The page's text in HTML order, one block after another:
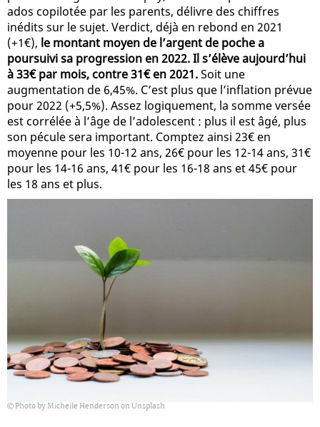
ados copilotée par les parents, délivre des chiffres
inédits sur le sujet. Verdict, déjà en rebond en 2021
(+1€), le montant moyen de l’argent de poche a
poursuivi sa progression en 2022. Il s’élève aujourd’hui
à 33€ par mois, contre 31€ en 2021.Soit une
augmentation de 6,45%. C’est plus que l’inflation prévue
pour 2022 (+5,5%). Assez logiquement, la somme versée
est corrélée à l’âge de l’adolescent : plus il est âgé, plus
son pécule sera important. Comptez ainsi 23€ en
moyenne pour les 10-12 ans, 26€ pour les 12-14 ans, 31€
pour les 14-16 ans, 41€ pour les 16-18 ans et 45€ pour
les 18 ans et plus.
Photo by Micheile Henderson on Unsplash